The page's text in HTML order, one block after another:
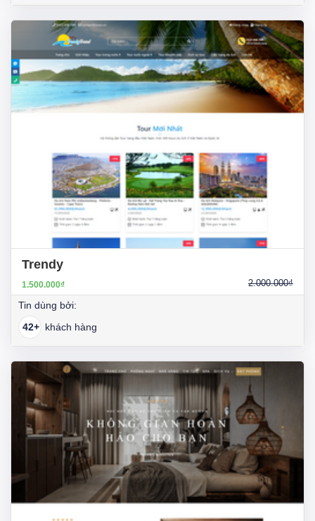
Trendy
1.500.000₫ 2.000.000₫
Tin dùng bởi:
42+ khách hàng